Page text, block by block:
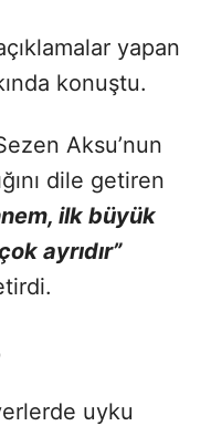
yapan
konuştu.
Aksu’nun
dile getiren
ilk büyük
ayrıdır”
uyku